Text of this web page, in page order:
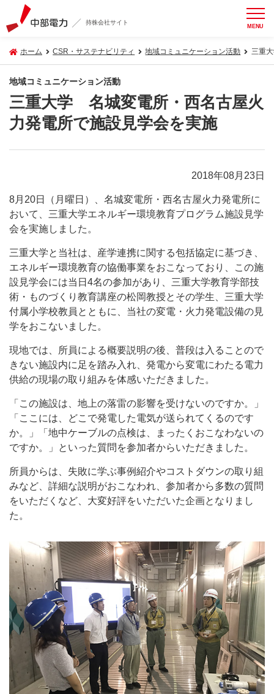
持株会社サイト MENU
ホーム CSR・サステナビリティ 地域コミュニケーション活動 三重
地域コミュニケーション活動
三重大学 名城変電所・西名古屋火
力発電所で施設見学会を実施
2018年08月23日
8月20日（月曜日）、名城変電所・西名古屋火力発電所に
おいて、三重大学エネルギー環境教育プログラム施設見学
会を実施しました。
三重大学と当社は、産学連携に関する包括協定に基づき、
エネルギー環境教育の協働事業をおこなっており、この施
設見学会には当日4名の参加があり、三重大学教育学部技
術・ものづくり教育講座の松岡教授とその学生、三重大学
付属小学校教員とともに、当社の変電・火力発電設備の見
学をおこないました。
現地では、所員による概要説明の後、普段は入ることので
きない施設内に足を踏み入れ、発電から変電にわたる電力
供給の現場の取り組みを体感いただきました。
「この施設は、地上の落雷の影響を受けないのですか。」
「ここには、どこで発電した電気が送られてくるのです
か。」「地中ケーブルの点検は、まったくおこなわないの
ですか。」といった質問を参加者からいただきました。
所員からは、失敗に学ぶ事例紹介やコストダウンの取り組
みなど、詳細な説明がおこなわれ、参加者から多数の質問
をいただくなど、大変好評をいただいた企画となりまし
た。